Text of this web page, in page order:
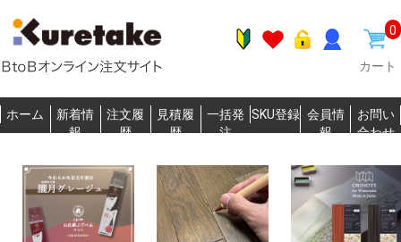
0
カート
ホーム
新着情
報
注文履
歴
見積履
歴
一括発
注
SKU登録 会員情
報
お問い
合わせ